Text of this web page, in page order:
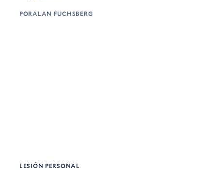
PORALAN FUCHSBERG
LESIÓN PERSONAL